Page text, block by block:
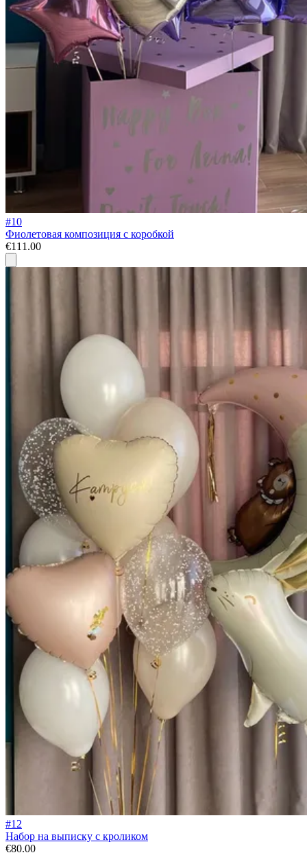
#10
Фиолетовая композиция с коробкой
€111.00
#12
Набор на выписку с кроликом
€80.00